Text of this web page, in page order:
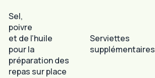
Sel,
poivre
et de l’huile
pour la
préparation des
repas sur place
Serviettes
supplémentaires